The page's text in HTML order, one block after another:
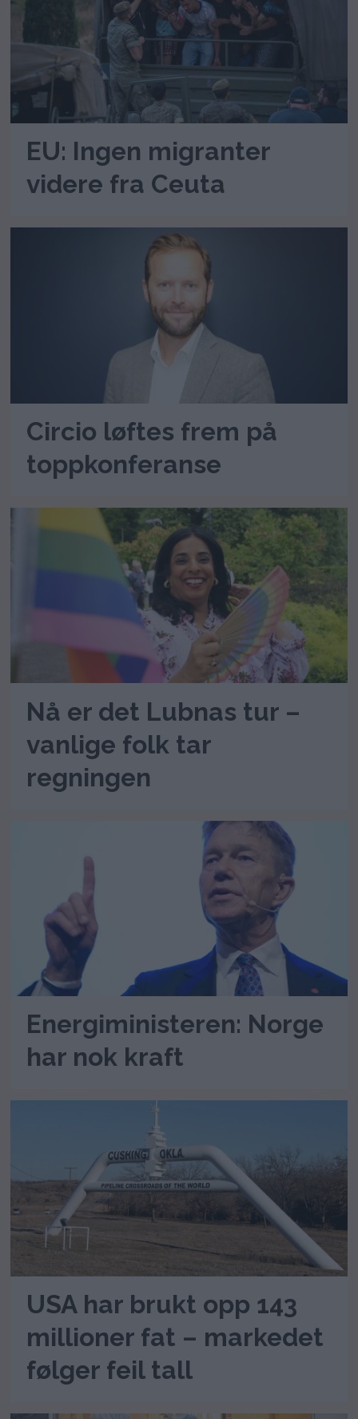
EU: Ingen migranter
videre fra Ceuta
Circio løftes frem på
toppkonferanse
Nå er det Lubnas tur –
vanlige folk tar
regningen
Energiministeren: Norge
har nok kraft
USA har brukt opp 143
millioner fat – markedet
følger feil tall